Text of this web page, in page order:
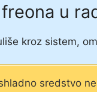
u
kroz sistem,
sredstvo